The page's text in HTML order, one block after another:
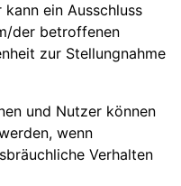
ein Ausschluss
der betroffenen
zur Stellungnahme
und Nutzer können
wenn
Verhalten